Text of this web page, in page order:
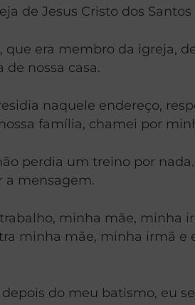
de Jesus Cristo dos
era membro da igreja,
nossa casa.
naquele endereço,
família, chamei por
perdia um treino por
a mensagem.
minha mãe, minha
minha mãe, minha irmã
do meu batismo, eu